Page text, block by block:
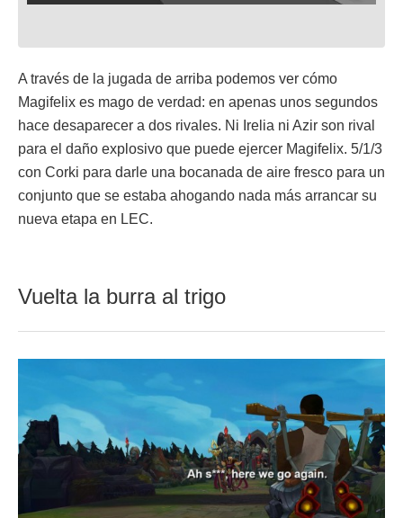
A través de la jugada de arriba podemos ver cómo
Magifelix es mago de verdad: en apenas unos segundos
hace desaparecer a dos rivales. Ni Irelia ni Azir son rival
para el daño explosivo que puede ejercer Magifelix. 5/1/3
con Corki para darle una bocanada de aire fresco para un
conjunto que se estaba ahogando nada más arrancar su
nueva etapa en LEC.
Vuelta la burra al trigo